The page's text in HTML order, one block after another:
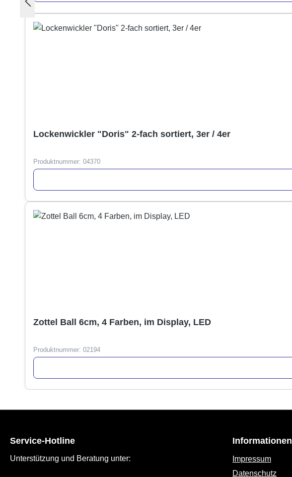
Lockenwickler "Doris" 2-fach sortiert, 3er / 4er
Produktnummer: 04370
Zottel Ball 6cm, 4 Farben, im Display, LED
Produktnummer: 02194
Service-Hotline
Unterstützung und Beratung unter:
Informationen
Impressum
Datenschutz